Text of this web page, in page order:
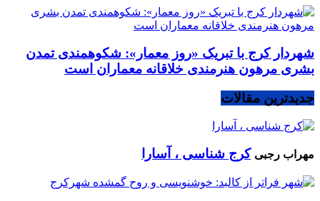
شهردار کرج با تبریک «روز معمار»: شکوهمندی تمدن
بشری مرهون هنرمندی خلاقانه معماران است
جدیدترین مقالات
مهراب رجبی کرج شناسی ، آسارا